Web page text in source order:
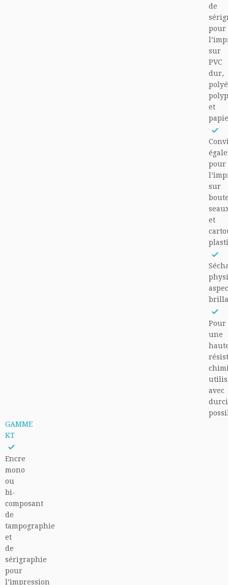
de
pour
sur
PVC
dur,
et
pour
sur
et
Pour
une
avec
GAMME
KT
Encre
mono
ou
bi-
composant
de
tampographie
et
de
sérigraphie
pour
l’impression